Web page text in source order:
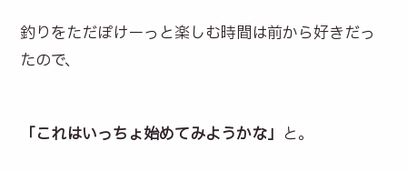
釣りをただぽけーっと楽しむ時間は前から好きだっ
たので、
「これはいっちょ始めてみようかな」 と。